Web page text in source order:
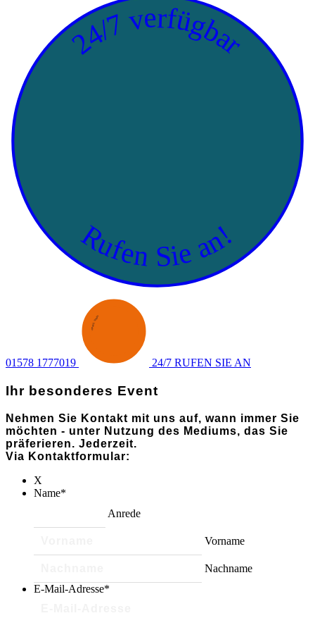
24/7 verfügbar
Rufen Sie an!
01578 1777019
ANFRAGE·SENDEN
24/7 RUFEN SIE AN
Ihr besonderes Event
Nehmen Sie Kontakt mit uns auf, wann immer Sie
möchten - unter Nutzung des Mediums, das Sie
präferieren. Jederzeit.
Via Kontaktformular:
X
Name*
Anrede
Vorname
Nachname
E-Mail-Adresse*